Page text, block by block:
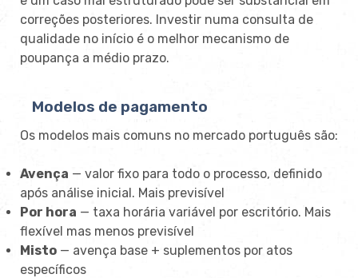
correções posteriores. Investir numa consulta de
qualidade no início é o melhor mecanismo de
poupança a médio prazo.
Modelos de pagamento
Os modelos mais comuns no mercado português são:
Avença — valor fixo para todo o processo, definido
após análise inicial. Mais previsível
Por hora — taxa horária variável por escritório. Mais
flexível mas menos previsível
Misto — avença base + suplementos por atos
específicos